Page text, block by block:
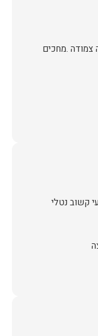
צמודה .מחכים
קשוב נטלי